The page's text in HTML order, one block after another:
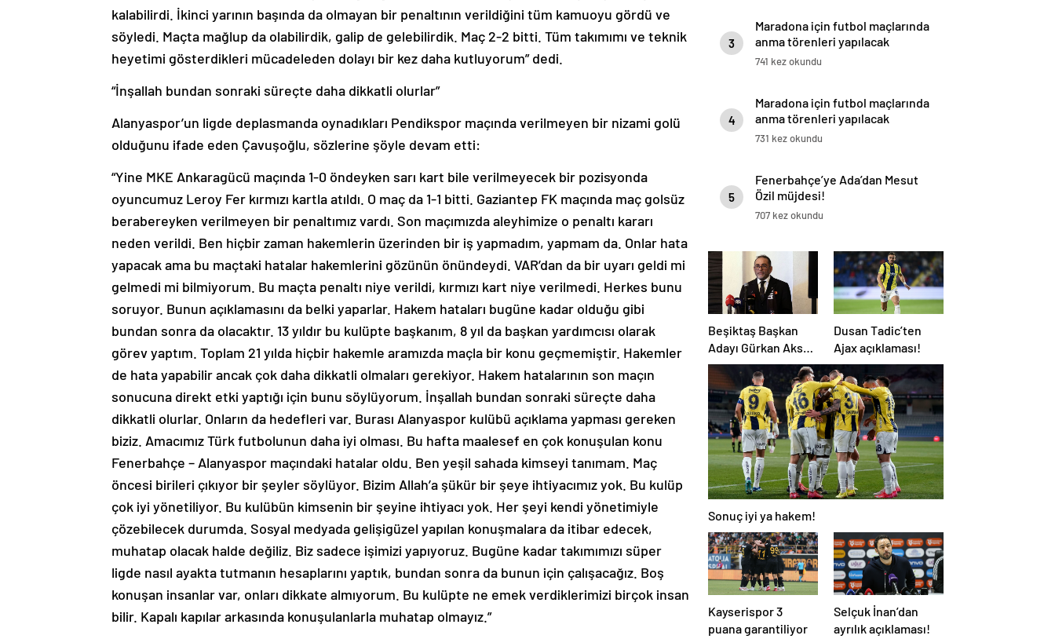
kalabilirdi. İkinci yarının başında da olmayan bir penaltının verildiğini tüm kamuoyu gördü ve
söyledi. Maçta mağlup da olabilirdik, galip de gelebilirdik. Maç 2-2 bitti. Tüm takımımı ve teknik
heyetimi gösterdikleri mücadeleden dolayı bir kez daha kutluyorum” dedi.
“İnşallah bundan sonraki süreçte daha dikkatli olurlar”
Alanyaspor’un ligde deplasmanda oynadıkları Pendikspor maçında verilmeyen bir nizami golü
olduğunu ifade eden Çavuşoğlu, sözlerine şöyle devam etti:
“Yine MKE Ankaragücü maçında 1-0 öndeyken sarı kart bile verilmeyecek bir pozisyonda
oyuncumuz Leroy Fer kırmızı kartla atıldı. O maç da 1-1 bitti. Gaziantep FK maçında maç golsüz
berabereyken verilmeyen bir penaltımız vardı. Son maçımızda aleyhimize o penaltı kararı
neden verildi. Ben hiçbir zaman hakemlerin üzerinden bir iş yapmadım, yapmam da. Onlar hata
yapacak ama bu maçtaki hatalar hakemlerini gözünün önündeydi. VAR’dan da bir uyarı geldi mi
gelmedi mi bilmiyorum. Bu maçta penaltı niye verildi, kırmızı kart niye verilmedi. Herkes bunu
soruyor. Bunun açıklamasını da belki yaparlar. Hakem hataları bugüne kadar olduğu gibi
bundan sonra da olacaktır. 13 yıldır bu kulüpte başkanım, 8 yıl da başkan yardımcısı olarak
görev yaptım. Toplam 21 yılda hiçbir hakemle aramızda maçla bir konu geçmemiştir. Hakemler
de hata yapabilir ancak çok daha dikkatli olmaları gerekiyor. Hakem hatalarının son maçın
sonucuna direkt etki yaptığı için bunu söylüyorum. İnşallah bundan sonraki süreçte daha
dikkatli olurlar. Onların da hedefleri var. Burası Alanyaspor kulübü açıklama yapması gereken
biziz. Amacımız Türk futbolunun daha iyi olması. Bu hafta maalesef en çok konuşulan konu
Fenerbahçe – Alanyaspor maçındaki hatalar oldu. Ben yeşil sahada kimseyi tanımam. Maç
öncesi birileri çıkıyor bir şeyler söylüyor. Bizim Allah’a şükür bir şeye ihtiyacımız yok. Bu kulüp
çok iyi yönetiliyor. Bu kulübün kimsenin bir şeyine ihtiyacı yok. Her şeyi kendi yönetimiyle
çözebilecek durumda. Sosyal medyada gelişigüzel yapılan konuşmalara da itibar edecek,
muhatap olacak halde değiliz. Biz sadece işimizi yapıyoruz. Bugüne kadar takımımızı süper
ligde nasıl ayakta tutmanın hesaplarını yaptık, bundan sonra da bunun için çalışacağız. Boş
konuşan insanlar var, onları dikkate almıyorum. Bu kulüpte ne emek verdiklerimizi birçok insan
bilir. Kapalı kapılar arkasında konuşulanlarla muhatap olmayız.”
3
Maradona için futbol maçlarında
anma törenleri yapılacak
741 kez okundu
4
Maradona için futbol maçlarında
anma törenleri yapılacak
731 kez okundu
5
Fenerbahçe’ye Ada’dan Mesut
Özil müjdesi!
707 kez okundu
Beşiktaş Başkan
Adayı Gürkan Aksoy
yönetim kurulu
listesini tanıttı
Dusan Tadic’ten
Ajax açıklaması!
Sonuç iyi ya hakem!
Kayserispor 3
puana garantiliyor
Selçuk İnan’dan
ayrılık açıklaması!